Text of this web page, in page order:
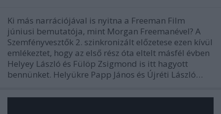
Ki más narrációjával is nyitna a Freeman Film
júniusi bemutatója, mint Morgan Freemanével? A
Szemfényvesztők 2. szinkronizált előzetese ezen kívül
emlékeztet, hogy az első rész óta eltelt másfél évben
Helyey László és Fülöp Zsigmond is itt hagyott
bennünket. Helyükre Papp János és Újréti László…